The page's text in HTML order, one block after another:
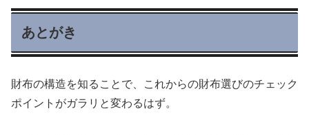
あとがき
財布の構造を知ることで、これからの財布選びのチェック
ポイントがガラリと変わるはず。